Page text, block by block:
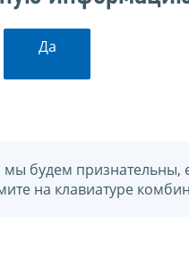
Да
мы будем
на клавиатуре